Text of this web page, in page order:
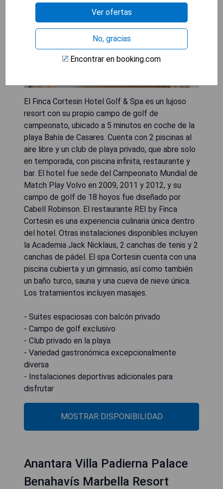
El Finca Cortesin Hotel Golf & Spa es un lujoso
resort con su propio campo de golf de
campeonato, ubicado a 5 minutos en coche de la
playa Bahía de Casares. Cuenta con 2 piscinas al
aire libre y un club de playa privado, que abre solo
en temporada, con piscina infinita, restaurante y
bar. El hotel fue sede del Campeonato Mundial de
Match Play Volvo en 2009, 2011 y 2012, y su
campo de golf de 18 hoyos fue diseñado por
Cabell Robinson. El restaurante REI by Finca
Cortesin es una experiencia culinaria única dentro
del hotel. Otras instalaciones disponibles incluyen
la Academia Jack Nicklaus, 2 canchas de tenis y 2
canchas de pádel. El spa Cortesin cuenta con una
piscina cubierta y un gimnasio, así como también
un baño turco, sauna y una cueva de nieve única.
Los tratamientos incluyen masajes.
- Suites espaciosas con balcón privado
- Campo de golf exclusivo
- Club privado en la playa
- Variedad gastronómica excepcionalmente
diversa
- Instalaciones deportivas adicionales para
disfrutar
MOSTRAR DISPONIBILIDAD
Anantara Villa Padierna Palace
Benahavís Marbella Resort
Ver ofertas
No, gracias
Encontrar en booking.com